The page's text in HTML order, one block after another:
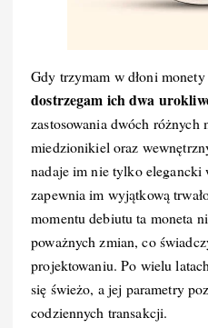
Gdy trzymam w dłoni
dostrzegam ich dwa
zastosowania dwóch różnych
miedzionikiel oraz
nadaje im nie tylko elegancki
zapewnia im wyjątkową
momentu debiutu ta moneta
poważnych zmian, co
projektowaniu. Po wielu
się świeżo, a jej parametry
codziennych transakcji.